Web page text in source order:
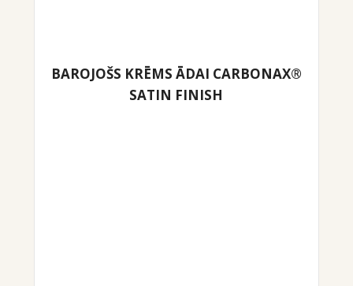
BAROJOŠS KRĒMS ĀDAI CARBONAX®
SATIN FINISH